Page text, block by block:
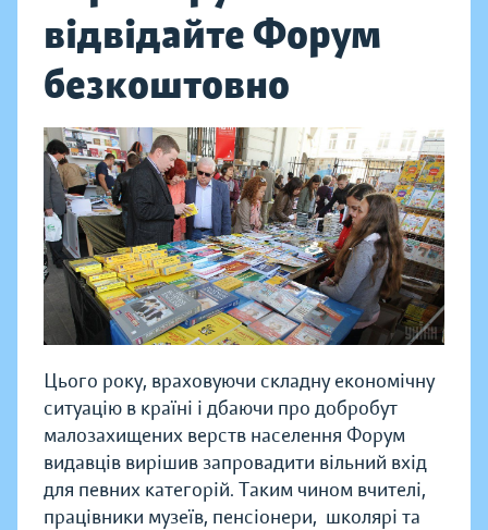
відвідайте Форум
безкоштовно
Цього року, враховуючи складну економічну
ситуацію в країні і дбаючи про добробут
малозахищених верств населення Форум
видавців вирішив запровадити вільний вхід
для певних категорій. Таким чином вчителі,
працівники музеїв, пенсіонери, школярі та